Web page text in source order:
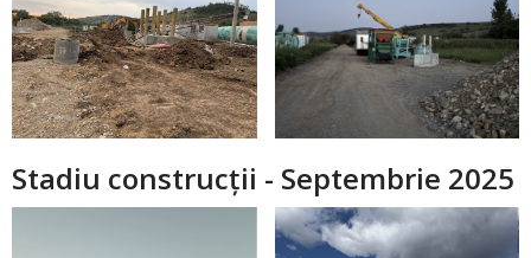
Stadiu construcții - Septembrie 2025